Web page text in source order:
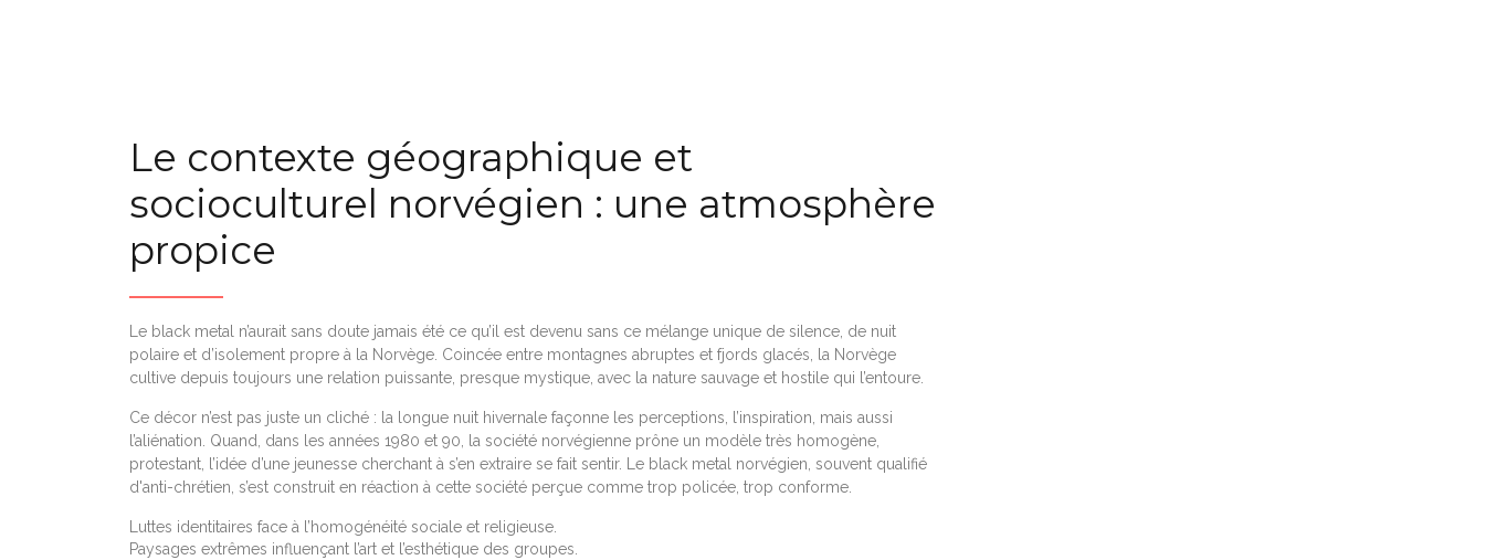
Le contexte géographique et
socioculturel norvégien : une atmosphère
propice
Le black metal n’aurait sans doute jamais été ce qu’il est devenu sans ce mélange unique de silence, de nuit
polaire et d’isolement propre à la Norvège. Coincée entre montagnes abruptes et fjords glacés, la Norvège
cultive depuis toujours une relation puissante, presque mystique, avec la nature sauvage et hostile qui l’entoure.
Ce décor n’est pas juste un cliché : la longue nuit hivernale façonne les perceptions, l’inspiration, mais aussi
l’aliénation. Quand, dans les années 1980 et 90, la société norvégienne prône un modèle très homogène,
protestant, l’idée d’une jeunesse cherchant à s’en extraire se fait sentir. Le black metal norvégien, souvent qualifié
d'anti-chrétien, s’est construit en réaction à cette société perçue comme trop policée, trop conforme.
Luttes identitaires face à l’homogénéité sociale et religieuse.
Paysages extrêmes influençant l’art et l’esthétique des groupes.